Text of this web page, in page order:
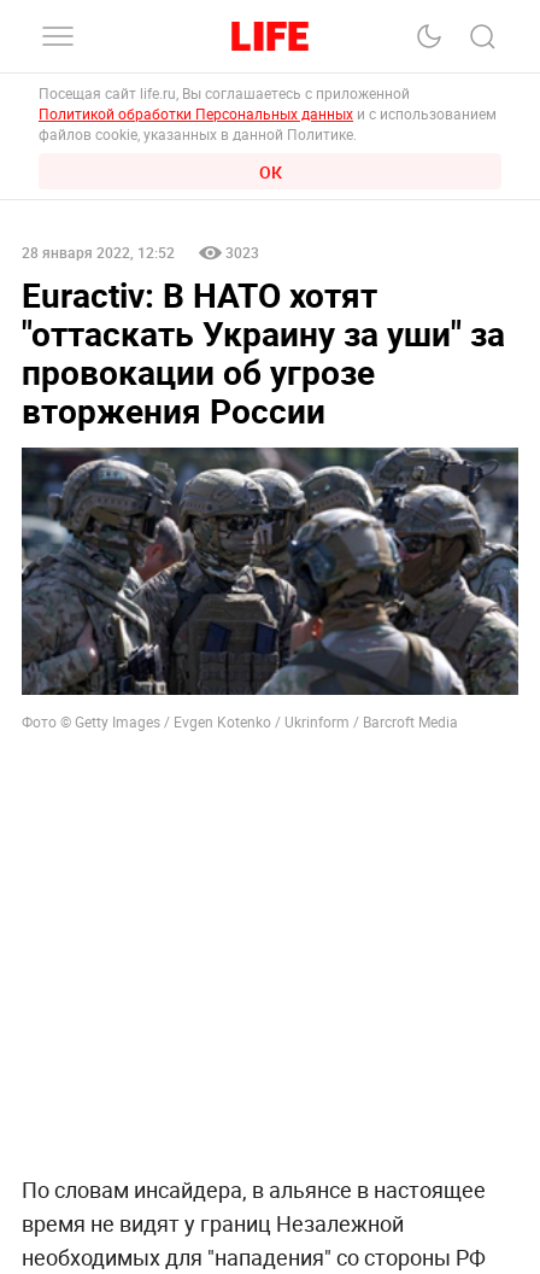
Посещая сайт life.ru, Вы соглашаетесь с приложенной
Политикой обработки Персональных данных и с использованием
файлов cookie, указанных в данной Политике.
ОК
28 января 2022, 12:52 3023
Euractiv: В НАТО хотят
"оттаскать Украину за уши" за
провокации об угрозе
вторжения России
Фото © Getty Images / Evgen Kotenko / Ukrinform / Barcroft Media
По словам инсайдера, в альянсе в настоящее
время не видят у границ Незалежной
необходимых для "нападения" со стороны РФ